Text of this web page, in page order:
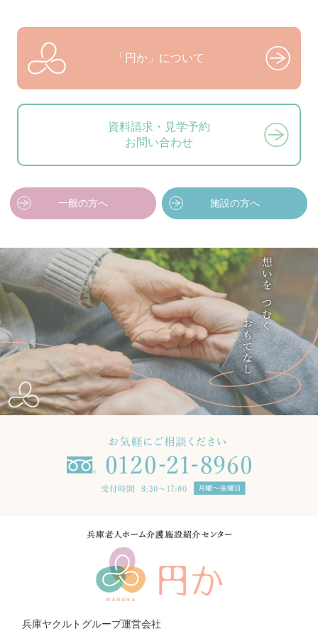
「円か」について
資料請求・見学予約
お問い合わせ
一般の方へ 施設の方へ
兵庫ヤクルトグループ運営会社